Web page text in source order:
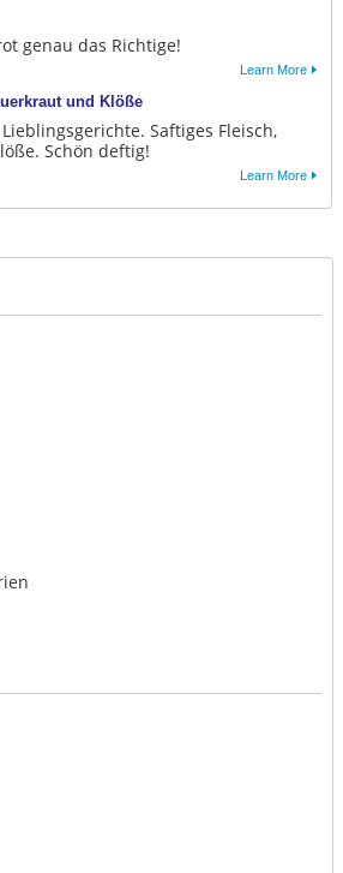
genau das Richtige!
Learn More
und Klöße
Saftiges Fleisch,
Schön deftig!
Learn More